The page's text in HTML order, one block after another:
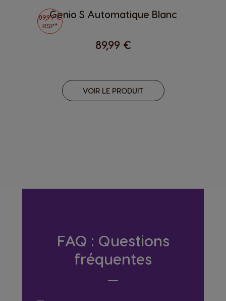
89,99 €
RSP*
Genio S Automatique Blanc
89,99 €
VOIR LE PRODUIT
FAQ : Questions
fréquentes